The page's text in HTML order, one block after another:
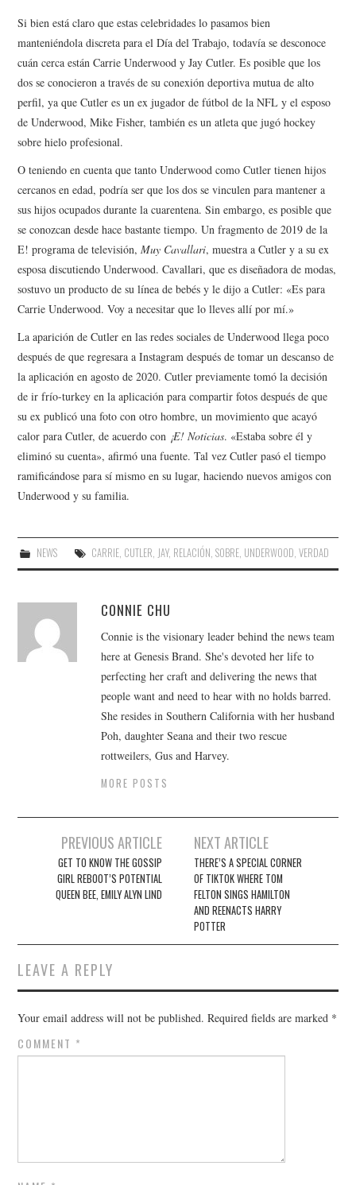
Si bien está claro que estas celebridades lo pasamos bien
manteniéndola discreta para el Día del Trabajo, todavía se desconoce
cuán cerca están Carrie Underwood y Jay Cutler. Es posible que los
dos se conocieron a través de su conexión deportiva mutua de alto
perfil, ya que Cutler es un ex jugador de fútbol de la NFL y el esposo
de Underwood, Mike Fisher, también es un atleta que jugó hockey
sobre hielo profesional.
O teniendo en cuenta que tanto Underwood como Cutler tienen hijos
cercanos en edad, podría ser que los dos se vinculen para mantener a
sus hijos ocupados durante la cuarentena. Sin embargo, es posible que
se conozcan desde hace bastante tiempo. Un fragmento de 2019 de la
E! programa de televisión,Muy Cavallari, muestra a Cutler y a su ex
esposa discutiendo Underwood. Cavallari, que es diseñadora de modas,
sostuvo un producto de su línea de bebés y le dijo a Cutler: «Es para
Carrie Underwood. Voy a necesitar que lo lleves allí por mí.»
La aparición de Cutler en las redes sociales de Underwood llega poco
después de que regresara a Instagram después de tomar un descanso de
la aplicación en agosto de 2020. Cutler previamente tomó la decisión
de ir frío-turkey en la aplicación para compartir fotos después de que
su ex publicó una foto con otro hombre, un movimiento que acayó
calor para Cutler, de acuerdo con ¡E! Noticias. «Estaba sobre él y
eliminó su cuenta», afirmó una fuente. Tal vez Cutler pasó el tiempo
ramificándose para sí mismo en su lugar, haciendo nuevos amigos con
Underwood y su familia.
NEWS CARRIE, CUTLER JAY, RELACIÓN SOBRE, UNDERWOOD VERDAD
CONNIE CHU
Connie is the visionary leader behind the news team
here at Genesis Brand. She's devoted her life to
perfecting her craft and delivering the news that
people want and need to hear with no holds barred.
She resides in Southern California with her husband
Poh, daughter Seana and their two rescue
rottweilers, Gus and Harvey.
MORE POSTS
navigation
PREVIOUS ARTICLE
GET TO KNOW THE GOSSIP
GIRL REBOOT’S POTENTIAL
QUEEN BEE, EMILY ALYN LIND
NEXT ARTICLE
THERE’S A SPECIAL CORNER
OF TIKTOK WHERE TOM
FELTON SINGS HAMILTON
AND REENACTS HARRY
POTTER
LEAVE A REPLY
Your email address will not be published. Required fields are marked *
COMMENT *